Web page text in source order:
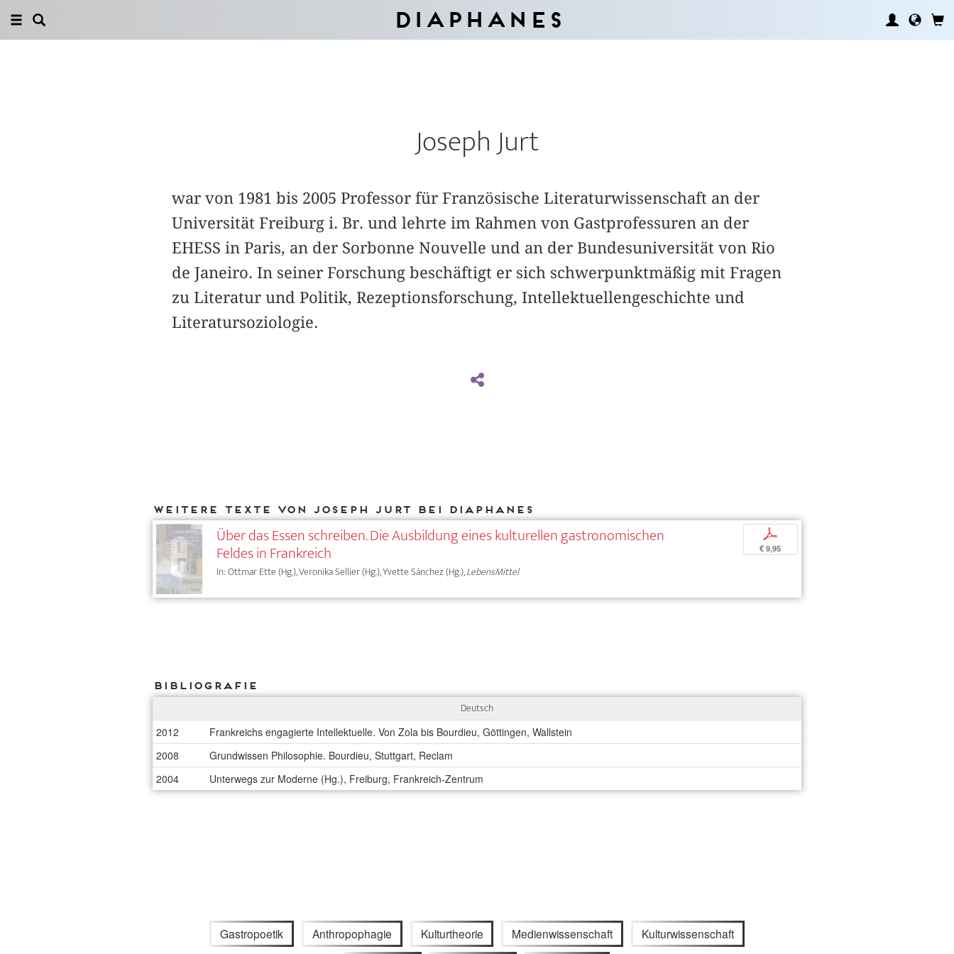
Diaphanes
Joseph Jurt
war von 1981 bis 2005 Professor für Französische Literaturwissenschaft an der
Universität Freiburg i. Br. und lehrte im Rahmen von Gastprofessuren an der
EHESS in Paris, an der Sorbonne Nouvelle und an der Bundesuniversität von Rio
de Janeiro. In seiner Forschung beschäftigt er sich schwerpunktmäßig mit Fragen
zu Literatur und Politik, Rezeptionsforschung, Intellektuellengeschichte und
Literatursoziologie.
Weitere Texte von Joseph Jurt bei DIAPHANES
Über das Essen schreiben. Die Ausbildung eines kulturellen gastronomischen
Feldes in Frankreich
In: Ottmar Ette (Hg.), Veronika Sellier (Hg.), Yvette Sánchez (Hg.),LebensMittel
p
€ 9,95
Bibliografie
Deutsch
2012
Frankreichs engagierte Intellektuelle. Von Zola bis Bourdieu, Göttingen, Wallstein
2008
Grundwissen Philosophie. Bourdieu, Stuttgart, Reclam
2004
Unterwegs zur Moderne (Hg.), Freiburg, Frankreich-Zentrum
Gastropoetik Anthropophagie Kulturtheorie Medienwissenschaft Kulturwissenschaft